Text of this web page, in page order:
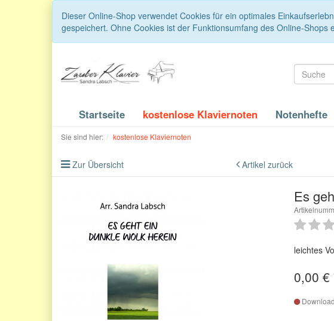
Dieser Online-Shop verwendet Cookies für ein optimales
gespeichert. Ohne Cookies ist der Funktionsumfang des Online-Shops
Startseite kostenlose Klaviernoten Notenhefte
Sie sind hier: kostenlose Klaviernoten
Zur Übersicht Artikel zurück
Es
leichtes
0,00 €